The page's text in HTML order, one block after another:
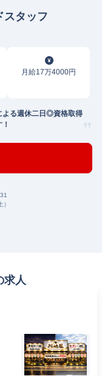
スタッフ
月給17万4000円
よる週休二日◎資格取得
求人